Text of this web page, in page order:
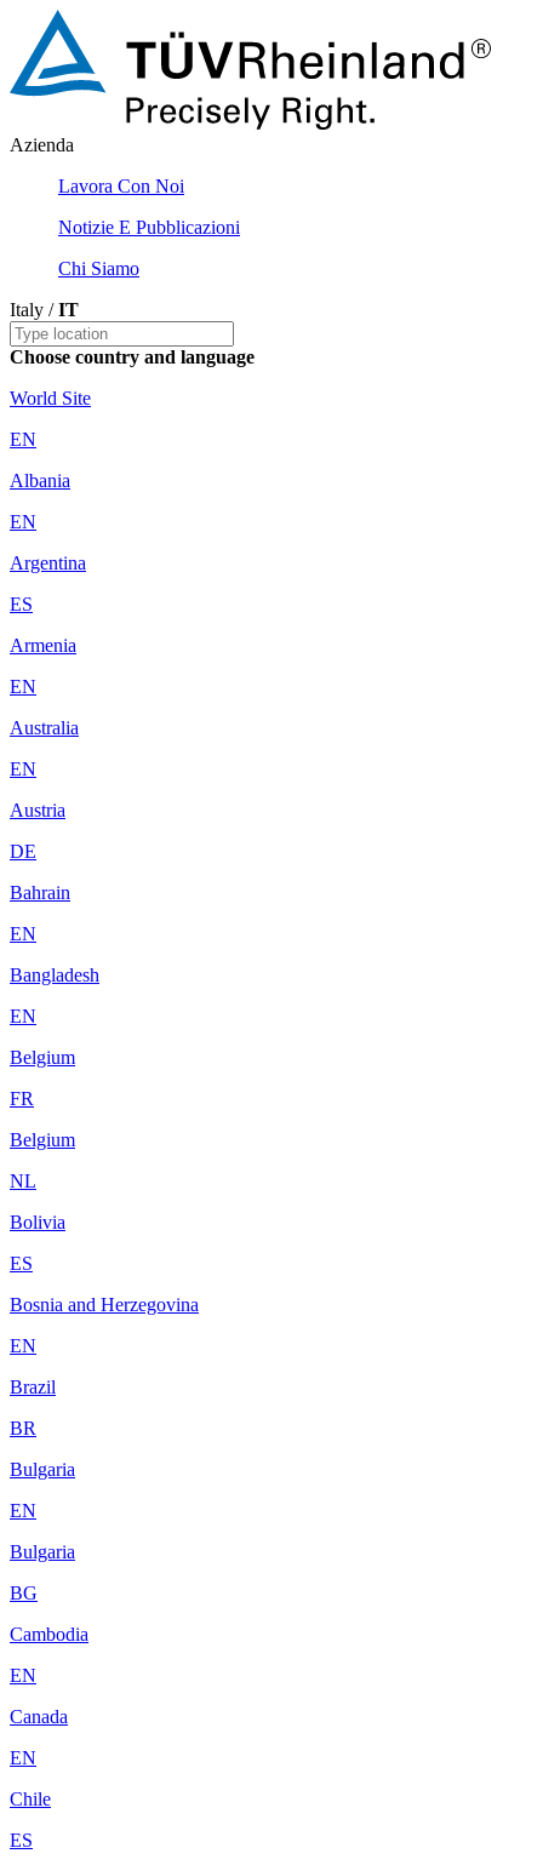
Azienda
Lavora Con Noi
Notizie E Pubblicazioni
Chi Siamo
Italy /IT
Choose country and language
World Site
EN
Albania
EN
Argentina
ES
Armenia
EN
Australia
EN
Austria
DE
Bahrain
EN
Bangladesh
EN
Belgium
FR
Belgium
NL
Bolivia
ES
Bosnia and Herzegovina
EN
Brazil
BR
Bulgaria
EN
Bulgaria
BG
Cambodia
EN
Canada
EN
Chile
ES